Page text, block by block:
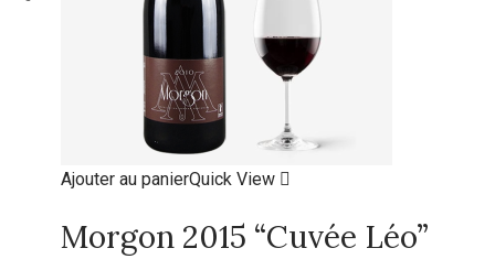
Ajouter au panierQuick View
Morgon 2015 “Cuvée Léo”